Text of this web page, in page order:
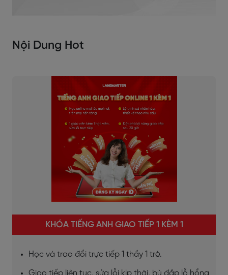
Nội Dung Hot
KHÓA TIẾNG ANH GIAO TIẾP 1 KÈM 1
Học và trao đổi trực tiếp 1 thầy 1 trò.
Giao tiếp liên tục, sửa lỗi kịp thời, bù đắp lỗ hổng